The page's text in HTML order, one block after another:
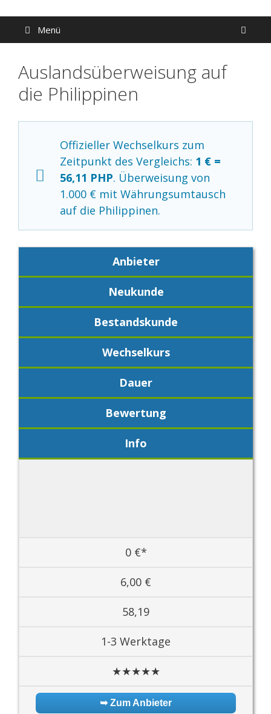
Inhalt
springen
Menü
Auslandsüberweisung auf
die Philippinen
Offizieller Wechselkurs zum
Zeitpunkt des Vergleichs: 1 € =
56,11 PHP. Überweisung von
1.000 € mit Währungsumtausch
auf die Philippinen.
Anbieter
Neukunde
Bestandskunde
Wechselkurs
Dauer
Bewertung
Info
0 €*
6,00 €
58,19
1-3 Werktage
★★★★★
➥ Zum Anbieter